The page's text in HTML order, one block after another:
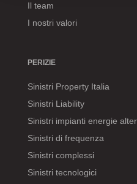
Il team
I nostri valori
PERIZIE
Sinistri Property Italia
Sinistri Liability
Sinistri impianti energie
Sinistri di frequenza
Sinistri complessi
Sinistri tecnologici